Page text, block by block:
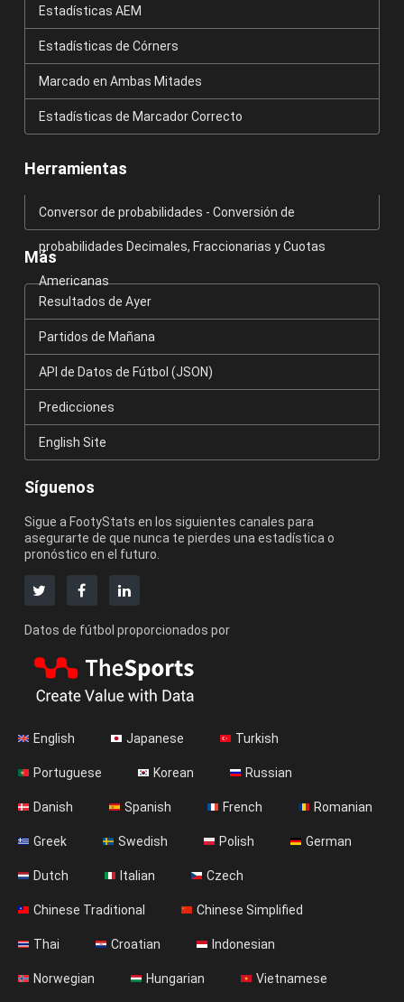
Estadísticas AEM
Estadísticas de Córners
Marcado en Ambas Mitades
Estadísticas de Marcador Correcto
Herramientas
Conversor de probabilidades - Conversión de
probabilidades Decimales, Fraccionarias y Cuotas
Americanas
Más
Resultados de Ayer
Partidos de Mañana
API de Datos de Fútbol (JSON)
Predicciones
English Site
Síguenos
Sigue a FootyStats en los siguientes canales para
asegurarte de que nunca te pierdes una estadística o
pronóstico en el futuro.
Datos de fútbol proporcionados por
English Japanese Turkish
Portuguese Korean Russian
Danish Spanish French Romanian
Greek Swedish Polish German
Dutch Italian Czech
Chinese Traditional Chinese Simplified
Thai Croatian Indonesian
Norwegian Hungarian Vietnamese